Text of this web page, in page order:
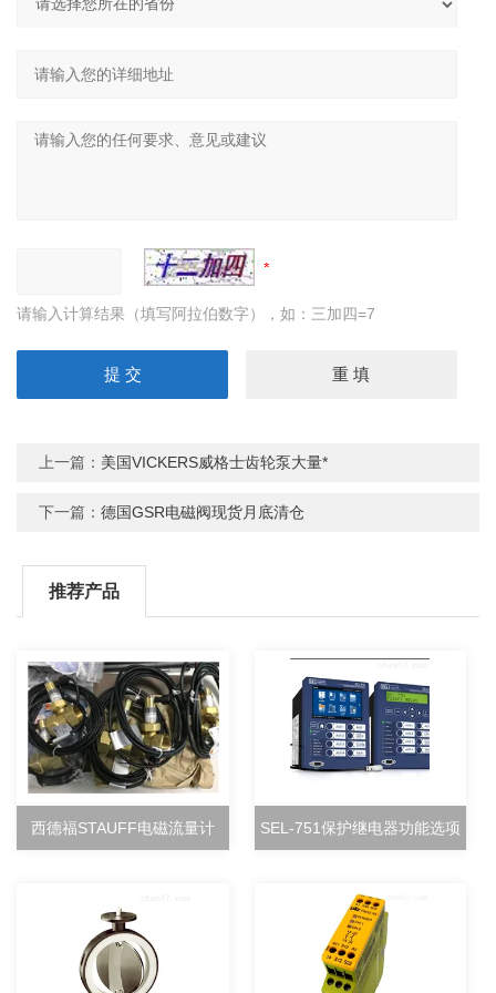
请输入计算结果（填写阿拉伯数字），如：三加四=7
上一篇： 美国VICKERS威格士齿轮泵大量*
下一篇：德国GSR电磁阀现货月底清仓
推荐产品
西德福STAUFF电磁流量计 SEL-751保护继电器功能选项